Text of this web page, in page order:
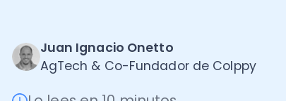
Lo lees en 10 minutos